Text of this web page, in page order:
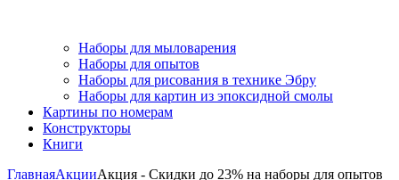
Наборы для мыловарения
Наборы для опытов
Наборы для рисования в технике Эбру
Наборы для картин из эпоксидной смолы
Картины по номерам
Конструкторы
Книги
ГлавнаяАкцииАкция - Скидки до 23% на наборы для опытов